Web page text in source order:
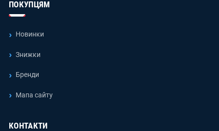
ПОКУПЦЯМ
Новинки
Знижки
Бренди
Мапа сайту
КОНТАКТИ